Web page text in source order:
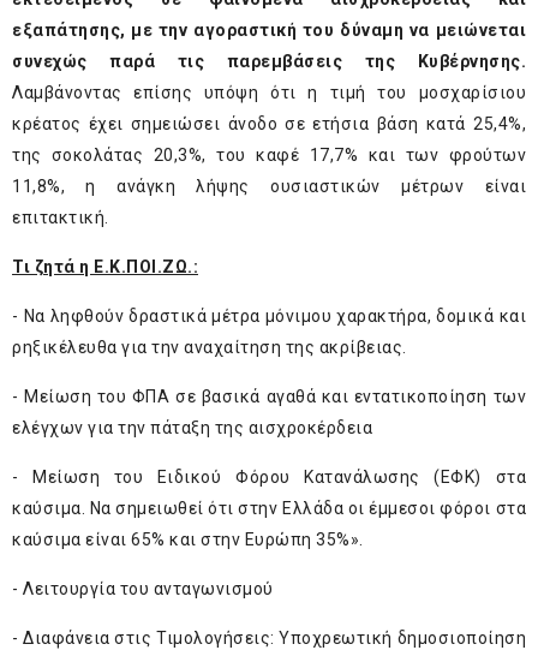
εξαπάτησης, με την αγοραστική του δύναμη να μειώνεται
συνεχώς παρά τις παρεμβάσεις της Κυβέρνησης.
Λαμβάνοντας επίσης υπόψη ότι η τιμή του μοσχαρίσιου
κρέατος έχει σημειώσει άνοδο σε ετήσια βάση κατά 25,4%,
της σοκολάτας 20,3%, του καφέ 17,7% και των φρούτων
11,8%, η ανάγκη λήψης ουσιαστικών μέτρων είναι
επιτακτική.
Τι ζητά η Ε.Κ.ΠΟΙ.ΖΩ.:
- Να ληφθούν δραστικά μέτρα μόνιμου χαρακτήρα, δομικά και
ρηξικέλευθα για την αναχαίτηση της ακρίβειας.
- Μείωση του ΦΠΑ σε βασικά αγαθά και εντατικοποίηση των
ελέγχων για την πάταξη της αισχροκέρδεια
- Μείωση του Ειδικού Φόρου Κατανάλωσης (ΕΦΚ) στα
καύσιμα. Να σημειωθεί ότι στην Ελλάδα οι έμμεσοι φόροι στα
καύσιμα είναι 65% και στην Ευρώπη 35%».
- Λειτουργία του ανταγωνισμού
- Διαφάνεια στις Τιμολογήσεις: Υποχρεωτική δημοσιοποίηση